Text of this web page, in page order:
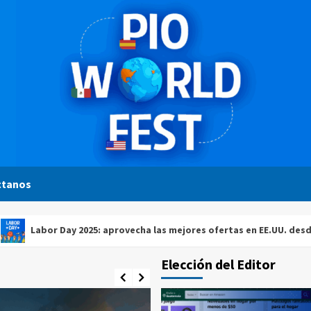
Day 2025: aprovecha las mejores ofertas en EE.UU. desde
Elección del Editor